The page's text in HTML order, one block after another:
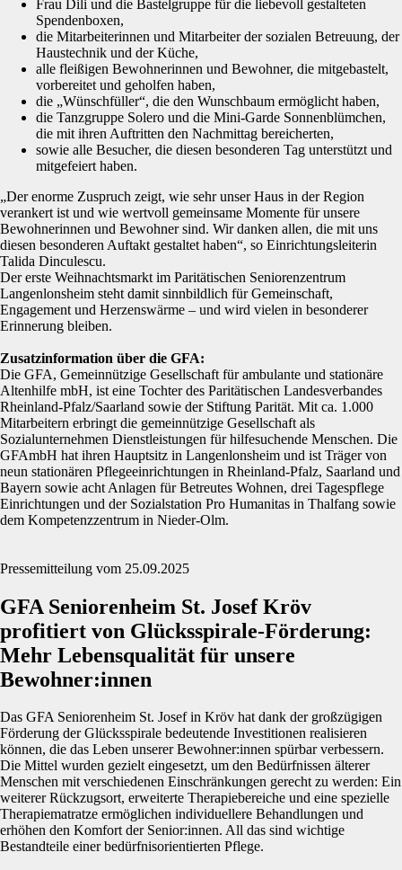
Frau Dili und die Bastelgruppe für die liebevoll gestalteten
Spendenboxen,
die Mitarbeiterinnen und Mitarbeiter der sozialen Betreuung, der
Haustechnik und der Küche,
alle fleißigen Bewohnerinnen und Bewohner, die mitgebastelt,
vorbereitet und geholfen haben,
die „Wünschfüller“, die den Wunschbaum ermöglicht haben,
die Tanzgruppe Solero und die Mini-Garde Sonnenblümchen,
die mit ihren Auftritten den Nachmittag bereicherten,
sowie alle Besucher, die diesen besonderen Tag unterstützt und
mitgefeiert haben.
„Der enorme Zuspruch zeigt, wie sehr unser Haus in der Region
verankert ist und wie wertvoll gemeinsame Momente für unsere
Bewohnerinnen und Bewohner sind. Wir danken allen, die mit uns
diesen besonderen Auftakt gestaltet haben“, so Einrichtungsleiterin
Talida Dinculescu.
Der erste Weihnachtsmarkt im Paritätischen Seniorenzentrum
Langenlonsheim steht damit sinnbildlich für Gemeinschaft,
Engagement und Herzenswärme – und wird vielen in besonderer
Erinnerung bleiben.
Zusatzinformation über die GFA:
Die GFA, Gemeinnützige Gesellschaft für ambulante und stationäre
Altenhilfe mbH, ist eine Tochter des Paritätischen Landesverbandes
Rheinland-Pfalz/Saarland sowie der Stiftung Parität. Mit ca. 1.000
Mitarbeitern erbringt die gemeinnützige Gesellschaft als
Sozialunternehmen Dienstleistungen für hilfesuchende Menschen. Die
GFAmbH hat ihren Hauptsitz in Langenlonsheim und ist Träger von
neun stationären Pflegeeinrichtungen in Rheinland-Pfalz, Saarland und
Bayern sowie acht Anlagen für Betreutes Wohnen, drei Tagespflege
Einrichtungen und der Sozialstation Pro Humanitas in Thalfang sowie
dem Kompetenzzentrum in Nieder-Olm.
Pressemitteilung vom 25.09.2025
GFA Seniorenheim St. Josef Kröv
profitiert von Glücksspirale-Förderung:
Mehr Lebensqualität für unsere
Bewohner:innen
Das GFA Seniorenheim St. Josef in Kröv hat dank der großzügigen
Förderung der Glücksspirale bedeutende Investitionen realisieren
können, die das Leben unserer Bewohner:innen spürbar verbessern.
Die Mittel wurden gezielt eingesetzt, um den Bedürfnissen älterer
Menschen mit verschiedenen Einschränkungen gerecht zu werden: Ein
weiterer Rückzugsort, erweiterte Therapiebereiche und eine spezielle
Therapiematratze ermöglichen individuellere Behandlungen und
erhöhen den Komfort der Senior:innen. All das sind wichtige
Bestandteile einer bedürfnisorientierten Pflege.